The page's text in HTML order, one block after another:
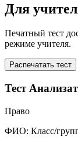
Для
Печатный тест
режиме учителя.
Распечатать тест
Тест
Право
ФИО: Класс/